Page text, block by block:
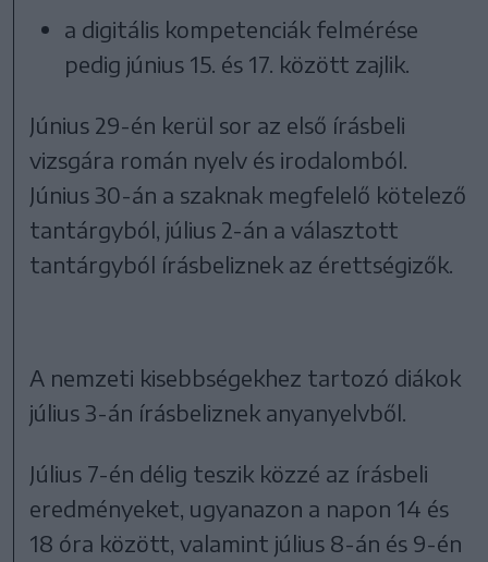
a digitális kompetenciák felmérése
pedig június 15. és 17. között zajlik.
Június 29-én kerül sor az első írásbeli
vizsgára román nyelv és irodalomból.
Június 30-án a szaknak megfelelő kötelező
tantárgyból, július 2-án a választott
tantárgyból írásbeliznek az érettségizők.
A nemzeti kisebbségekhez tartozó diákok
július 3-án írásbeliznek anyanyelvből.
Július 7-én délig teszik közzé az írásbeli
eredményeket, ugyanazon a napon 14 és
18 óra között, valamint július 8-án és 9-én